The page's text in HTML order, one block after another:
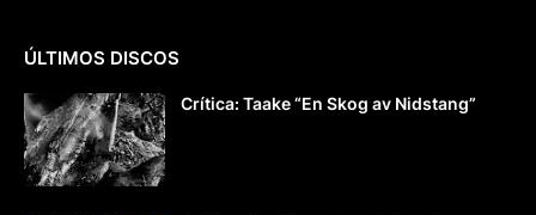
ÚLTIMOS DISCOS
Crítica: Taake “En Skog av Nidstang”